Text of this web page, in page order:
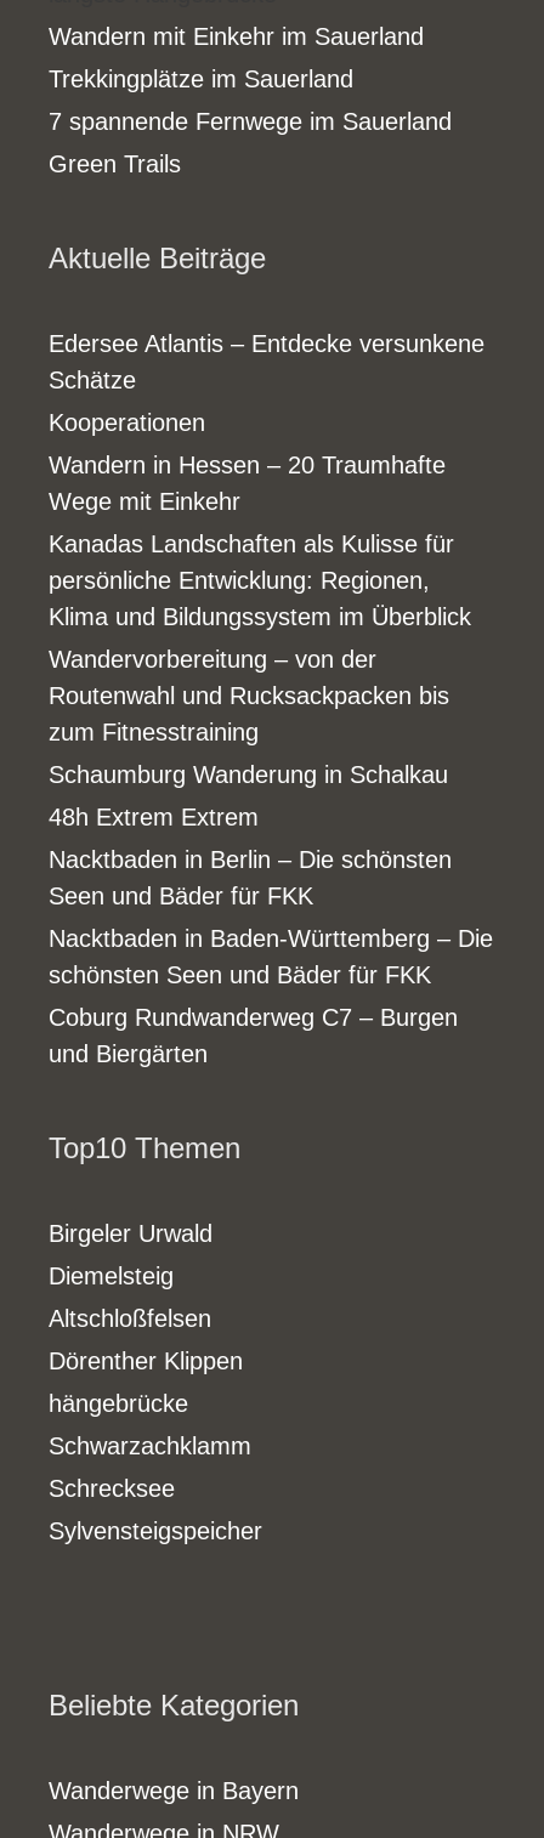
Wandern mit Einkehr im Sauerland
Trekkingplätze im Sauerland
7 spannende Fernwege im Sauerland
Green Trails
Aktuelle Beiträge
Edersee Atlantis – Entdecke versunkene
Schätze
Kooperationen
Wandern in Hessen – 20 Traumhafte
Wege mit Einkehr
Kanadas Landschaften als Kulisse für
persönliche Entwicklung: Regionen,
Klima und Bildungssystem im Überblick
Wandervorbereitung – von der
Routenwahl und Rucksackpacken bis
zum Fitnesstraining
Schaumburg Wanderung in Schalkau
48h Extrem Extrem
Nacktbaden in Berlin – Die schönsten
Seen und Bäder für FKK
Nacktbaden in Baden-Württemberg – Die
schönsten Seen und Bäder für FKK
Coburg Rundwanderweg C7 – Burgen
und Biergärten
Top10 Themen
Birgeler Urwald
Diemelsteig
Altschloßfelsen
Dörenther Klippen
hängebrücke
Schwarzachklamm
Schrecksee
Sylvensteigspeicher
Beliebte Kategorien
Wanderwege in Bayern